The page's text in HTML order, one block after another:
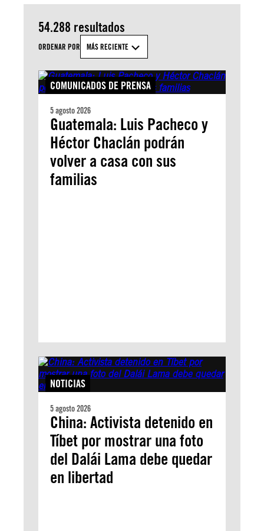
54.288 resultados
ORDENAR POR MÁS RECIENTE
COMUNICADOS DE PRENSA
5 agosto 2026
Guatemala: Luis Pacheco y
Héctor Chaclán podrán
volver a casa con sus
familias
NOTICIAS
5 agosto 2026
China: Activista detenido en
Tíbet por mostrar una foto
del Dalái Lama debe quedar
en libertad